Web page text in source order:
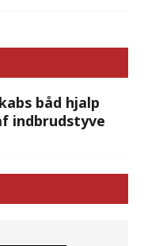
båd hjalp
indbrudstyve